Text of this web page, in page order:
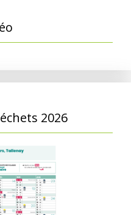
2026